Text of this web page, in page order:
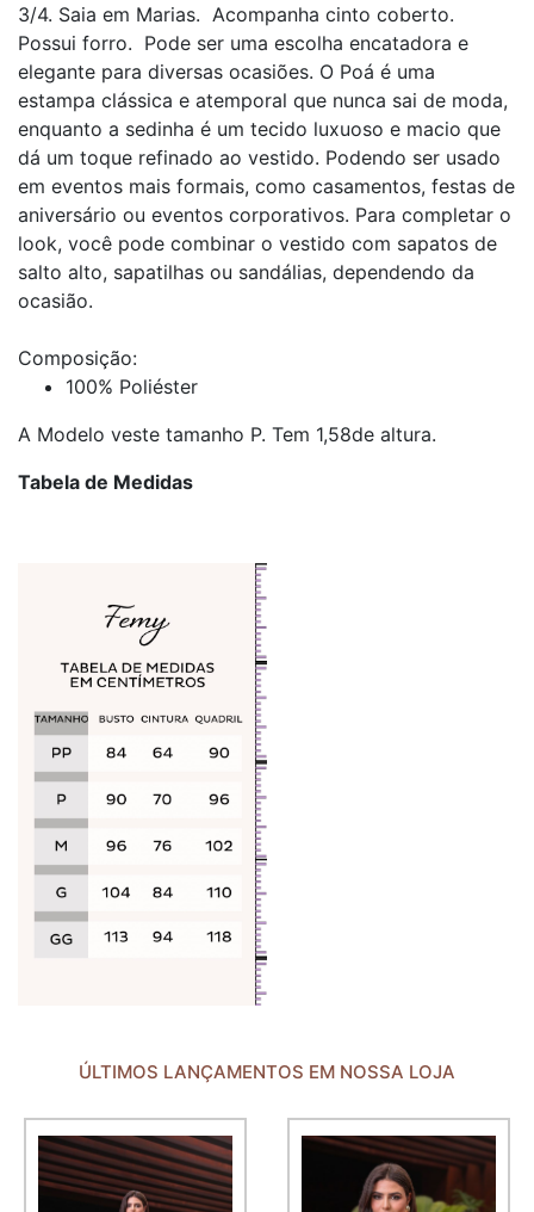
3/4. Saia em Marias. Acompanha cinto coberto.
Possui forro. Pode ser uma escolha encatadora e
elegante para diversas ocasiões. O Poá é uma
estampa clássica e atemporal que nunca sai de moda,
enquanto a sedinha é um tecido luxuoso e macio que
dá um toque refinado ao vestido. Podendo ser usado
em eventos mais formais, como casamentos, festas de
aniversário ou eventos corporativos. Para completar o
look, você pode combinar o vestido com sapatos de
salto alto, sapatilhas ou sandálias, dependendo da
ocasião.
Composição:
100% Poliéster
A Modelo veste tamanho P. Tem 1,58de altura.
Tabela de Medidas
ÚLTIMOS LANÇAMENTOS EM NOSSA LOJA